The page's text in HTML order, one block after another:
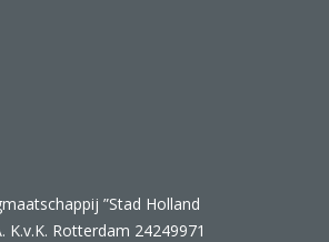
”Stad Holland
K.v.K. Rotterdam 24249971